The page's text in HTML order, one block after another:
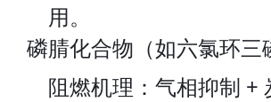
用。
磷腈化合物（如六氯环三
阻燃机理：气相抑制 +